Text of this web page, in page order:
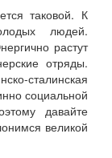
таковой. К
людей.
растут
отряды.
сталинская
социальной
давайте
великой